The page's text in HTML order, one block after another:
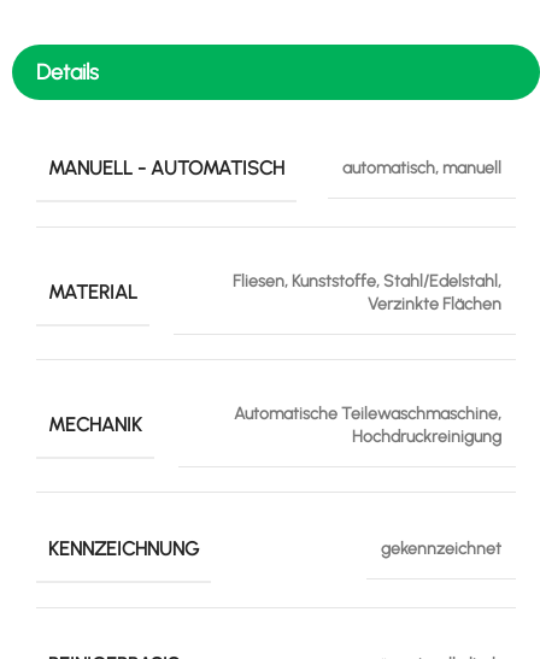
Details
MANUELL - AUTOMATISCH automatisch, manuell
MATERIAL
Fliesen, Kunststoffe, Stahl/Edelstahl,
Verzinkte Flächen
MECHANIK
Automatische Teilewaschmaschine,
Hochdruckreinigung
KENNZEICHNUNG gekennzeichnet